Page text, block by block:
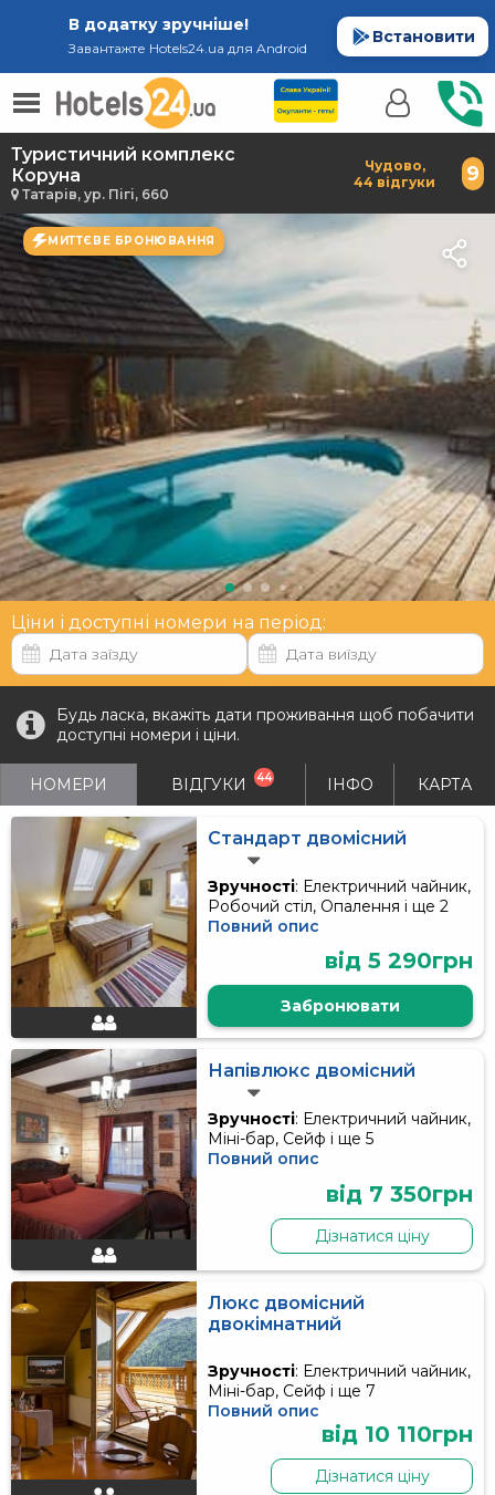
В додатку зручніше!
Завантажте Hotels24.ua для Android
Встановити
Туристичний комплекс
Коруна
Татарів, ур. Пігі, 660
Чудово, 9
44 відгуки
МИТТЄВЕ БРОНЮВАННЯ
Ціни і доступні номери на період:
Будь ласка, вкажіть дати проживання щоб побачити
доступні номери і ціни.
НОМЕРИ ВІДГУКИ 44 ІНФО КАРТА
Стандарт двомісний
Зручності: Електричний чайник,
Робочий стіл, Опалення і ще 2
Повний опис
від 5 290грн
Забронювати
Напівлюкс двомісний
Зручності: Електричний чайник,
Міні-бар, Сейф і ще 5
Повний опис
від 7 350грн
Дізнатися ціну
Люкс двомісний
двокімнатний
Зручності: Електричний чайник,
Міні-бар, Сейф і ще 7
Повний опис
від 10 110грн
Дізнатися ціну